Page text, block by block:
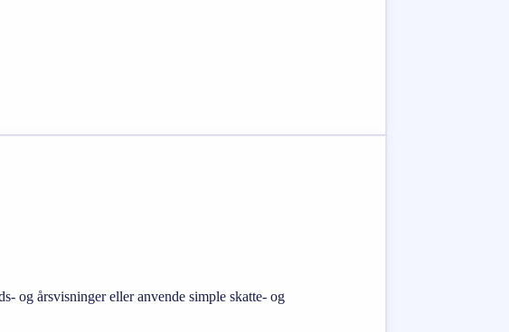
og årsvisninger eller anvende simple skatte- og